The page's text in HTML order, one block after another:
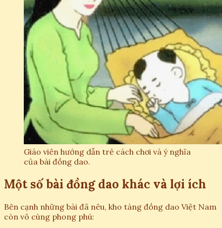
Giáo viên hướng dẫn trẻ cách chơi và ý nghĩa
của bài đồng dao.
Một số bài đồng dao khác và lợi ích
Bên cạnh những bài đã nêu, kho tàng đồng dao Việt Nam
còn vô cùng phong phú: